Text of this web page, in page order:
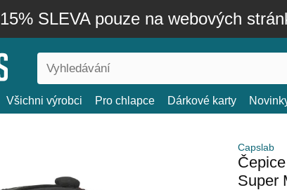
15% SLEVA pouze na webových
Všichni výrobci Pro chlapce Dárkové karty
Capslab
Super